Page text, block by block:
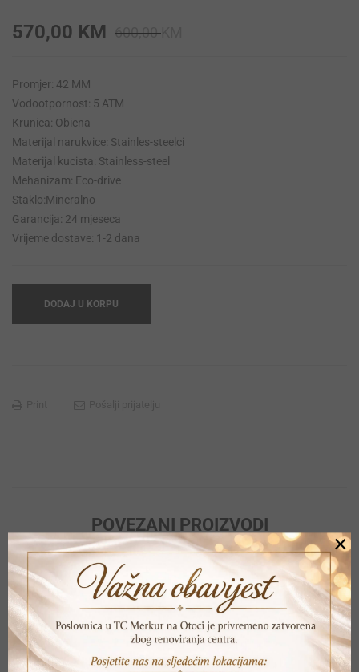
600,00
570,00 KM
Promjer: 42 MM
Vodootpornost: 5 ATM
Krunica: Obicna
Materijal narukvice: Stainles-steelci
Materijal kucista: Stainless-steel
Mehanizam: Eco-drive
Staklo:Mineralno
Garancija: 24 mjeseca
Vrijeme dostave: 1-2 dana
DODAJ U KORPU
POVEZANI PROIZVODI
×